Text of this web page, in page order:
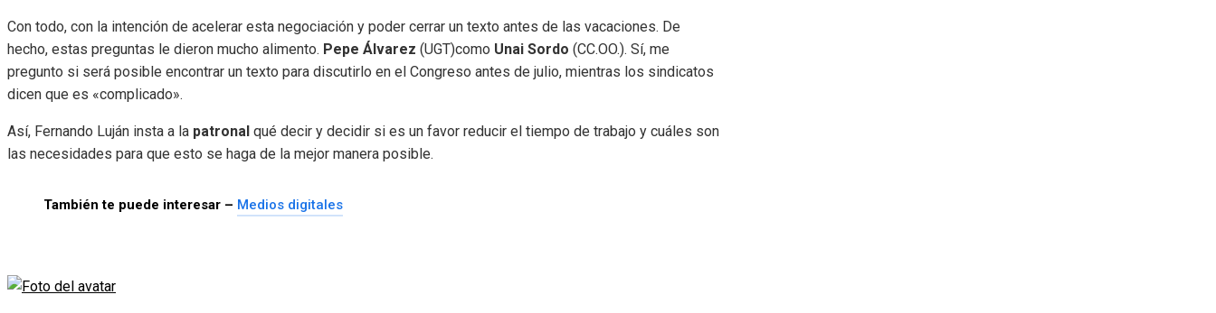
Con todo, con la intención de acelerar esta negociación y poder cerrar un texto antes de las vacaciones. De
hecho, estas preguntas le dieron mucho alimento. Pepe Álvarez (UGT)como Unai Sordo (CC.OO.). Sí, me
pregunto si será posible encontrar un texto para discutirlo en el Congreso antes de julio, mientras los sindicatos
dicen que es «complicado».
Así, Fernando Luján insta a la patronal qué decir y decidir si es un favor reducir el tiempo de trabajo y cuáles son
las necesidades para que esto se haga de la mejor manera posible.
También te puede interesar – Medios digitales